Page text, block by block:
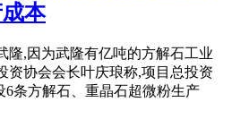
本
隆,因为武隆有亿吨的方解石工业
资协会会长叶庆琅称,项目总投资
6条方解石、重晶石超微粉生产